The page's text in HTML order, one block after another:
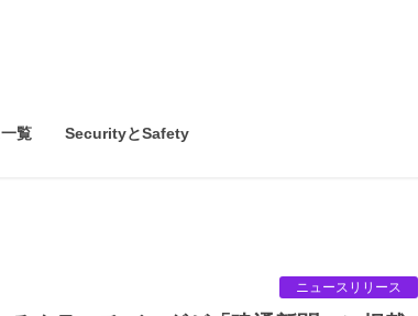
覧 SecurityとSafety
ニュースリリース